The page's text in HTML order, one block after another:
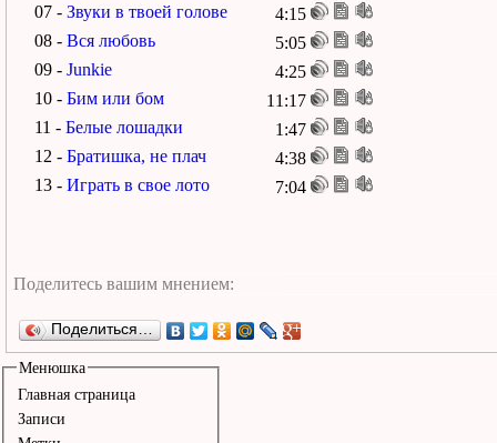
07 - Звуки в твоей голове
4:15
08 - Вся любовь
5:05
09 - Junkie
4:25
10 - Бим или бом
11:17
11 - Белые лошадки
1:47
12 - Братишка, не плач
4:38
13 - Играть в свое лото 7:04
Поделиться…
Менюшка
Главная страница
Записи